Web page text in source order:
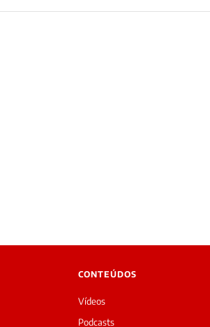
CONTEÚDOS
Vídeos
Podcasts